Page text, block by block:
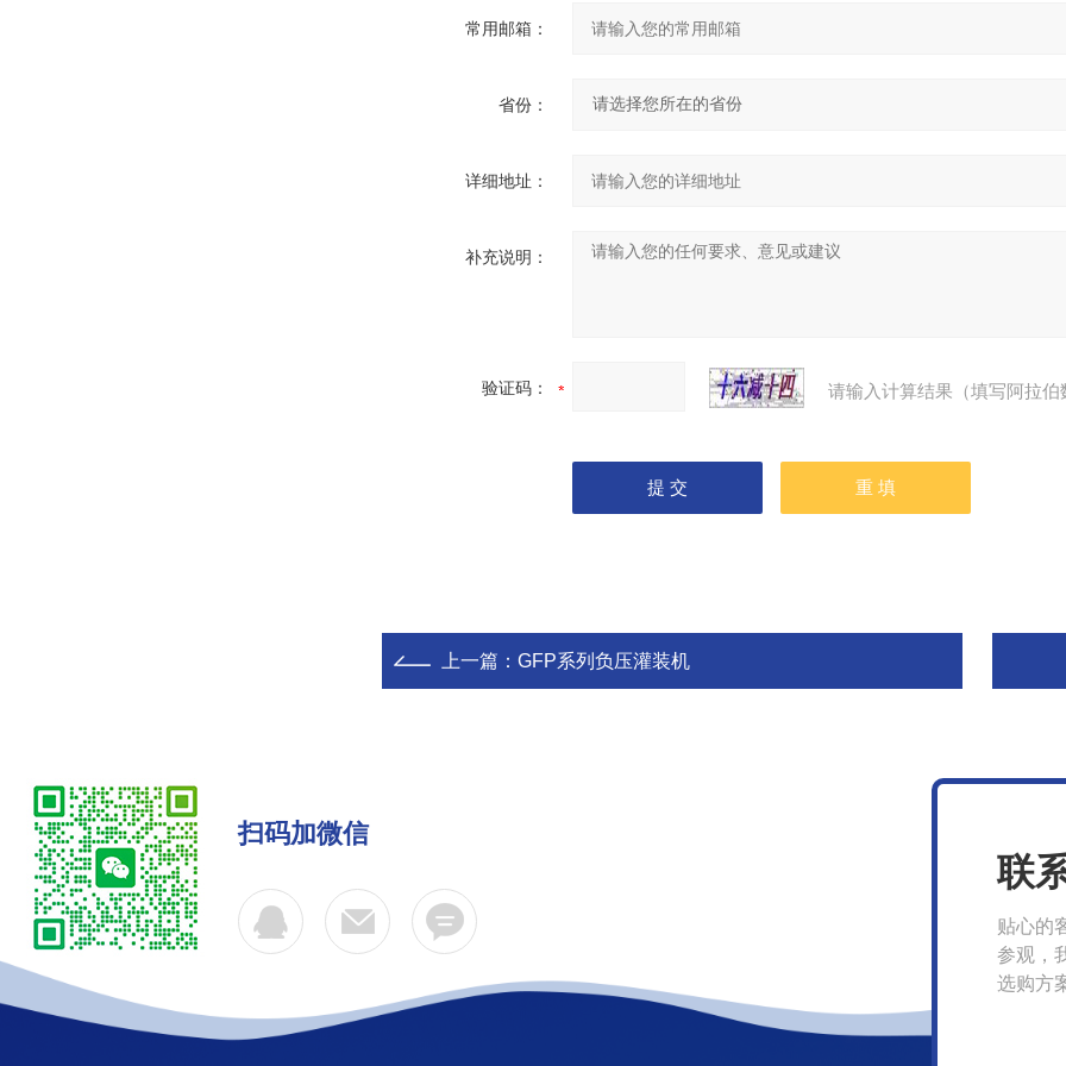
常用邮箱：
省份：
详细地址：
补充说明：
验证码： 请输入计算结果（填写阿拉
上一篇： GFP系列负压灌装机
扫码加微信
联
贴心的
参观，
选购方